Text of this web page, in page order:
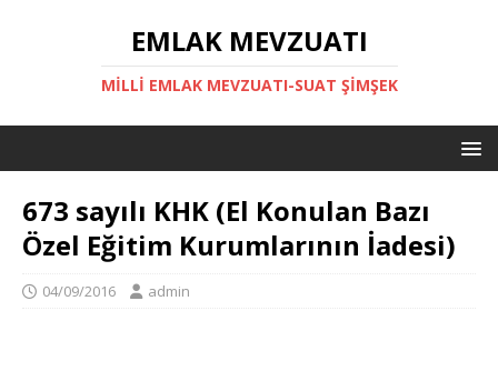
EMLAK MEVZUATI
MILLI EMLAK MEVZUATI-SUAT ŞİMŞEK
673 sayılı KHK (El Konulan Bazı
Özel Eğitim Kurumlarının İadesi)
04/09/2016 admin